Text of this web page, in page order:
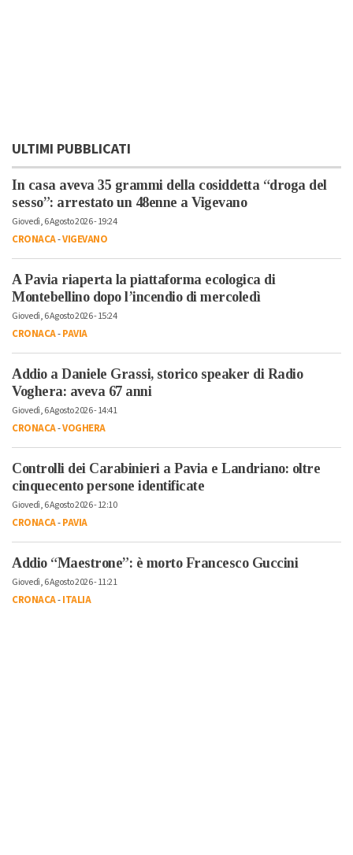
ULTIMI PUBBLICATI
In casa aveva 35 grammi della cosiddetta “droga del
sesso”: arrestato un 48enne a Vigevano
Giovedì, 6 Agosto 2026 - 19:24
CRONACA-VIGEVANO
A Pavia riaperta la piattaforma ecologica di
Montebellino dopo l’incendio di mercoledì
Giovedì, 6 Agosto 2026 - 15:24
CRONACA-PAVIA
Addio a Daniele Grassi, storico speaker di Radio
Voghera: aveva 67 anni
Giovedì, 6 Agosto 2026 - 14:41
CRONACA-VOGHERA
Controlli dei Carabinieri a Pavia e Landriano: oltre
cinquecento persone identificate
Giovedì, 6 Agosto 2026 - 12:10
CRONACA-PAVIA
Addio “Maestrone”: è morto Francesco Guccini
Giovedì, 6 Agosto 2026 - 11:21
CRONACA-ITALIA